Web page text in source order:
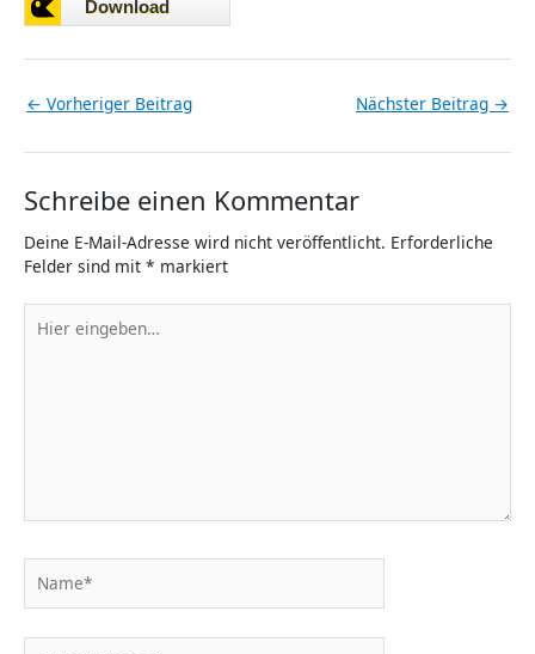
← Vorheriger Beitrag Nächster Beitrag →
Schreibe einen Kommentar
Deine E-Mail-Adresse wird nicht veröffentlicht. Erforderliche
Felder sind mit * markiert
eingeben…